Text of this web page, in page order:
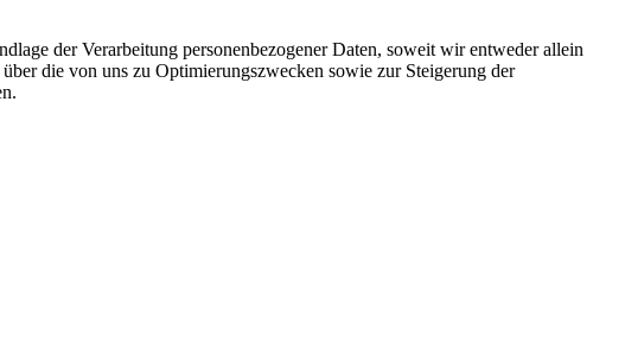
der Verarbeitung personenbezogener Daten, soweit wir entweder allein
die von uns zu Optimierungszwecken sowie zur Steigerung der